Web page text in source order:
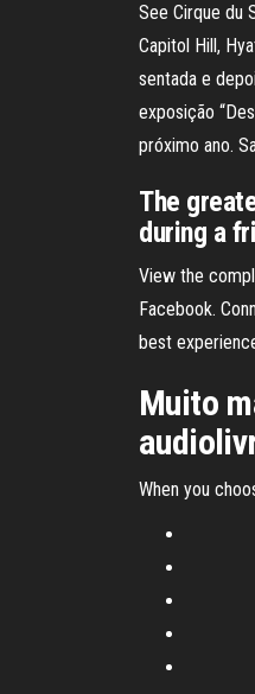
See Cirque du
Capitol Hill,
sentada e
exposição
próximo ano.
The
during a
View the
Facebook.
best
Muito
When you